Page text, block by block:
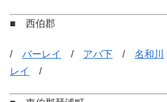
■ 西伯郡
/ バーレイ / アバ下 / 名和川
レイ
/